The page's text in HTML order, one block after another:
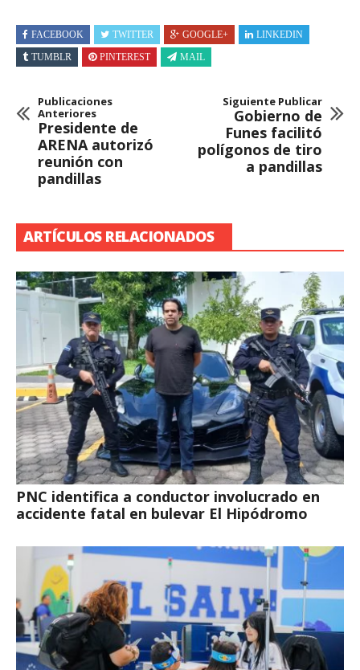
FACEBOOK TWITTER GOOGLE+
LINKEDIN
TUMBLR
PINTEREST MAIL
Publicaciones
Anteriores
Presidente de
ARENA autorizó
reunión con
pandillas
Siguiente Publicar
Gobierno de
Funes facilitó
polígonos de tiro
a pandillas
ARTÍCULOS RELACIONADOS
PNC identifica a conductor involucrado en
accidente fatal en bulevar El Hipódromo